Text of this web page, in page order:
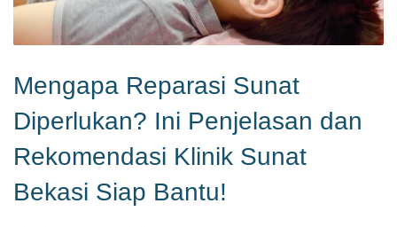
Mengapa Reparasi Sunat
Diperlukan? Ini Penjelasan dan
Rekomendasi Klinik Sunat
Bekasi Siap Bantu!